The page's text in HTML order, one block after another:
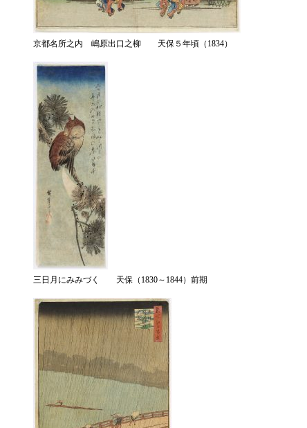
京都名所之内 嶋原出口之柳 天保５年頃（1834）
三日月にみみづく 天保（1830～1844）前期